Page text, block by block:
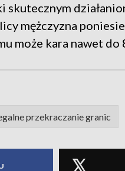
mężczyzna
może kara nawet
przekraczanie granic